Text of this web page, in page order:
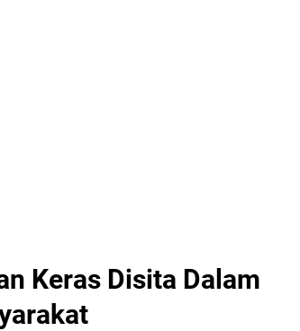
Keras Disita Dalam